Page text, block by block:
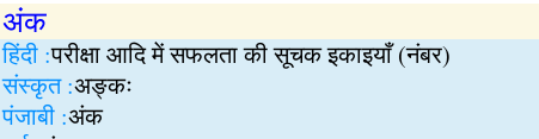
अंक
हिंदी :परीक्षा आदि में सफलता की सूचक इकाइयाँ (नंबर)
संस्कृत :अङ्कः
पंजाबी :अंक